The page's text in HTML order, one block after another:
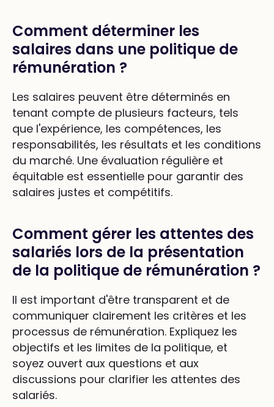
Comment déterminer les
salaires dans une politique de
rémunération ?
Les salaires peuvent être déterminés en
tenant compte de plusieurs facteurs, tels
que l'expérience, les compétences, les
responsabilités, les résultats et les conditions
du marché. Une évaluation régulière et
équitable est essentielle pour garantir des
salaires justes et compétitifs.
Comment gérer les attentes des
salariés lors de la présentation
de la politique de rémunération ?
Il est important d'être transparent et de
communiquer clairement les critères et les
processus de rémunération. Expliquez les
objectifs et les limites de la politique, et
soyez ouvert aux questions et aux
discussions pour clarifier les attentes des
salariés.